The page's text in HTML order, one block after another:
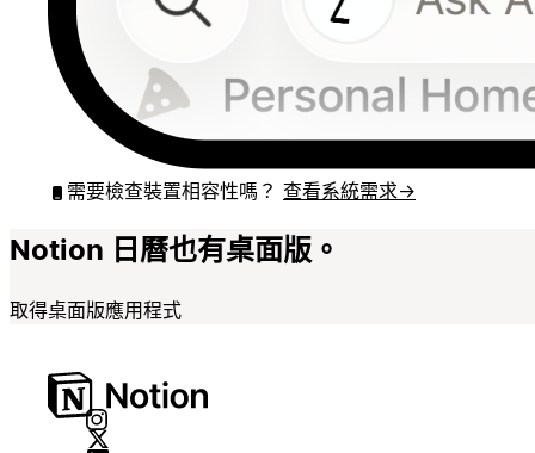
需要檢查裝置相容性嗎？ 查看系統需求→
Notion 日曆也有桌面版。
取得桌面版應用程式